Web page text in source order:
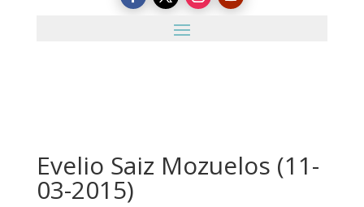
Evelio Saiz Mozuelos (11-
03-2015)